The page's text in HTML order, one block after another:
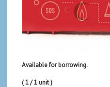
Available for borrowing.
( 1 / 1 unit )